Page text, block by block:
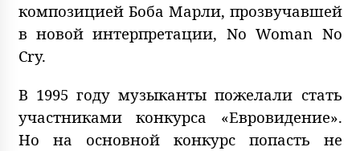
композицией Боба Марли, прозвучавшей
в новой интерпретации, No Woman No
Cry.
В 1995 году музыканты пожелали стать
участниками конкурса «Евровидение».
Но на основной конкурс попасть не